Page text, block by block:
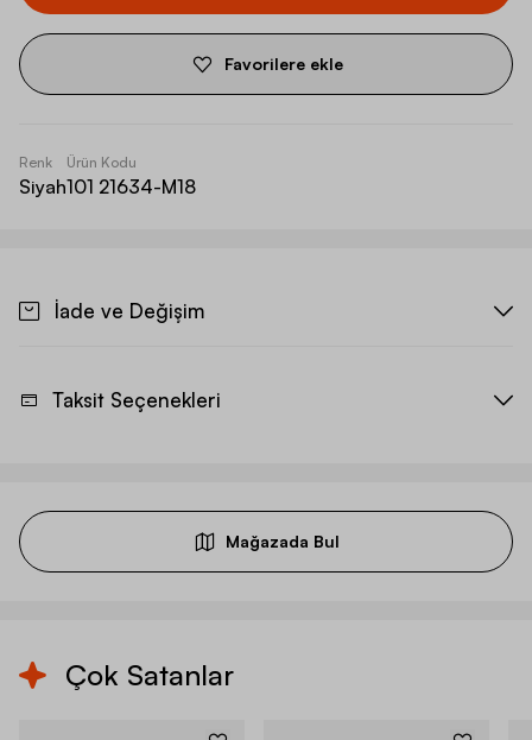
Favorilere ekle
Renk
Siyah
Ürün Kodu
101 21634-M18
İade ve Değişim
Taksit Seçenekleri
Mağazada Bul
Çok Satanlar